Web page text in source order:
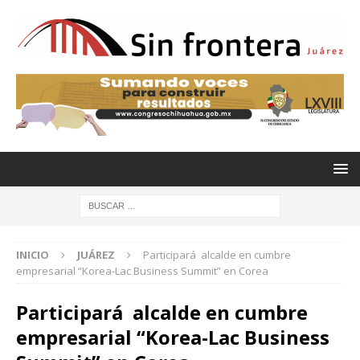
INICIO JUÁREZ
Participará alcalde en cumbre
empresarial “Korea-Lac Business Summit” en Corea
Participará alcalde en cumbre
empresarial “Korea-Lac Business